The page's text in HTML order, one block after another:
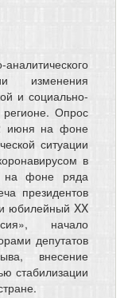
изменения
и социально-
Опрос
июня на фоне
ситуации
в
на фоне ряда
президентов
юбилейный XX
начало
депутатов
внесение
стабилизации